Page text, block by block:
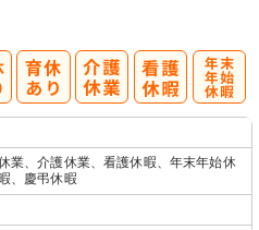
業、介護休業、看護休暇、年末年始休
、慶弔休暇